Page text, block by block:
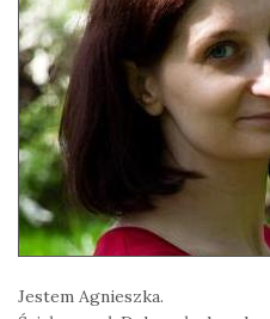
Jestem Agnieszka.